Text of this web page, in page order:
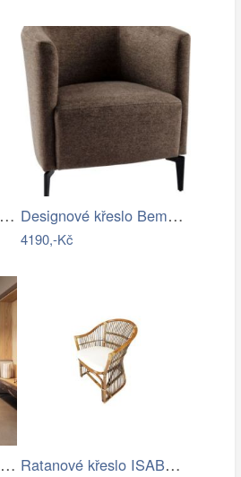
Křeslo Brusel z pravé hovězí kůže Brown Designové křeslo Bemode hnědá/černá
4190,-Kč
Křeslo Nova 88x88 cm manšestr béžová Ratanové křeslo ISABEL - tmavý med